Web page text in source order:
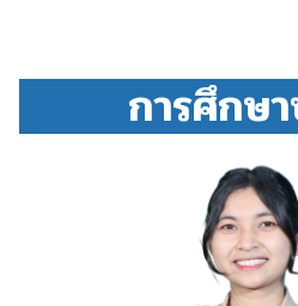
การศึกษ